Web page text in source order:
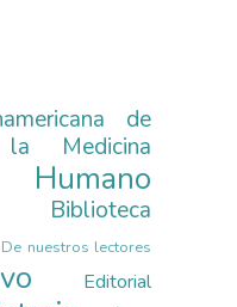
de
Medicina
Humano
De nuestros lectores
Editorial